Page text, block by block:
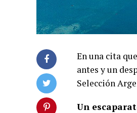
En una cita
antes y un
Selección
Un